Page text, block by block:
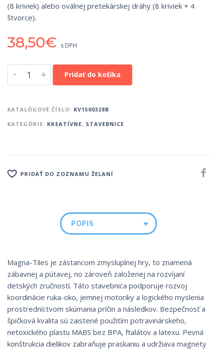
(8 kriviek) alebo oválnej pretekárskej dráhy (8 kriviek + 4
štvorce).
38,50€ s DPH
- + Pridať do košíka
KATALÓGOVÉ ČÍSLO: KV1500328B
KATEGÓRIE: KREATÍVNE, STAVEBNICE
PRIDAŤ DO ZOZNAMU ŽELANÍ
POPIS
Magna-Tiles je zástancom zmysluplnej hry, to znamená
zábavnej a pútavej, no zároveň založenej na rozvíjaní
detských zručností. Táto stavebnica podporuje rozvoj
koordinácie ruka-oko, jemnej motoriky a logického myslenia
prostredníctvom skúmania príčin a následkov. Bezpečnosť a
špičková kvalita sú zaistené použitím potravinárskeho,
netoxického plastu MABS bez BPA, ftalátov a latexu. Pevná
konštrukcia dielikov zabraňuje praskaniu a udržiava magnety